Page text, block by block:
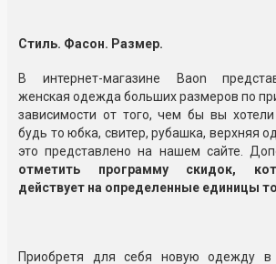
Стиль. Фасон. Размер.
В интернет-магазине Baon
женская одежда больших размеров по
зависимости от того, чем бы вы
будь то юбка, свитер, рубашка, верхняя
это представлено на нашем сайте.
отметить программу скидок,
действует на определенные единицы
Приобретя для себя новую одежду в